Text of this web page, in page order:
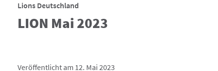
Lions Deutschland
LION Mai 2023
Veröffentlicht am 12. Mai 2023